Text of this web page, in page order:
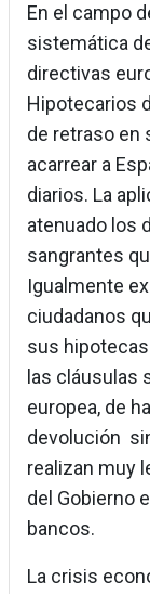
En el campo
sistemática
directivas
Hipotecarios
de retraso en
acarrear a
diarios. La
atenuado los
sangrantes
Igualmente
ciudadanos
sus
las cláusulas
europea, de
devolución
realizan muy
del Gobierno
bancos.
La crisis